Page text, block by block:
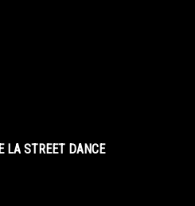
LA STREET DANCE